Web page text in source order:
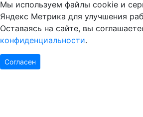
Мы используем файлы cookie и
Яндекс Метрика для улучшения
Оставаясь на сайте, вы
конфиденциальности.
Согласен